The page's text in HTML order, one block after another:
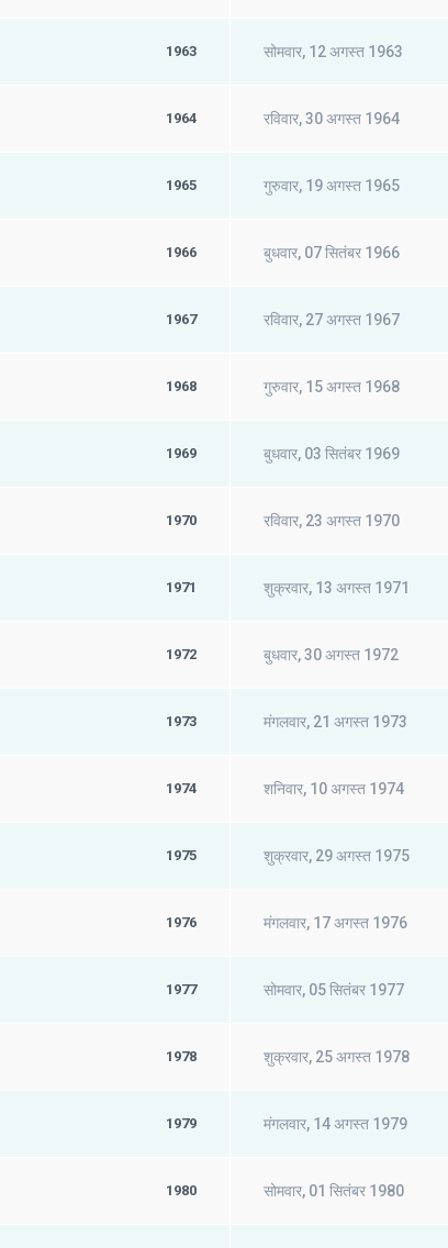
1963 सोमवार, 12 अगस्त 1963
1964 रविवार, 30 अगस्त 1964
1965 गुरुवार, 19 अगस्त 1965
1966 बुधवार, 07 सितंबर 1966
1967 रविवार, 27 अगस्त 1967
1968 गुरुवार, 15 अगस्त 1968
1969 बुधवार, 03 सितंबर 1969
1970 रविवार, 23 अगस्त 1970
1971 शुक्रवार, 13 अगस्त 1971
1972 बुधवार, 30 अगस्त 1972
1973 मंगलवार, 21 अगस्त 1973
1974 शनिवार, 10 अगस्त 1974
1975 शुक्रवार, 29 अगस्त 1975
1976 मंगलवार, 17 अगस्त 1976
1977 सोमवार, 05 सितंबर 1977
1978 शुक्रवार, 25 अगस्त 1978
1979 मंगलवार, 14 अगस्त 1979
1980 सोमवार, 01 सितंबर 1980